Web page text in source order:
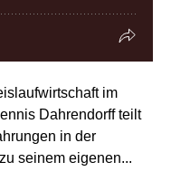
im
Dahrendorff teilt
in der
seinem eigenen...